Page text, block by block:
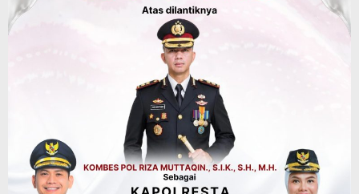
Kalsel
Operasi Sikat Intan 2026 Berakhir, Polda
Kalsel Amankan Ribuan Miras Hingga
Pemerintahan Sosial & Keagamaan
Banjarmasin Pilot Project Perlinsos